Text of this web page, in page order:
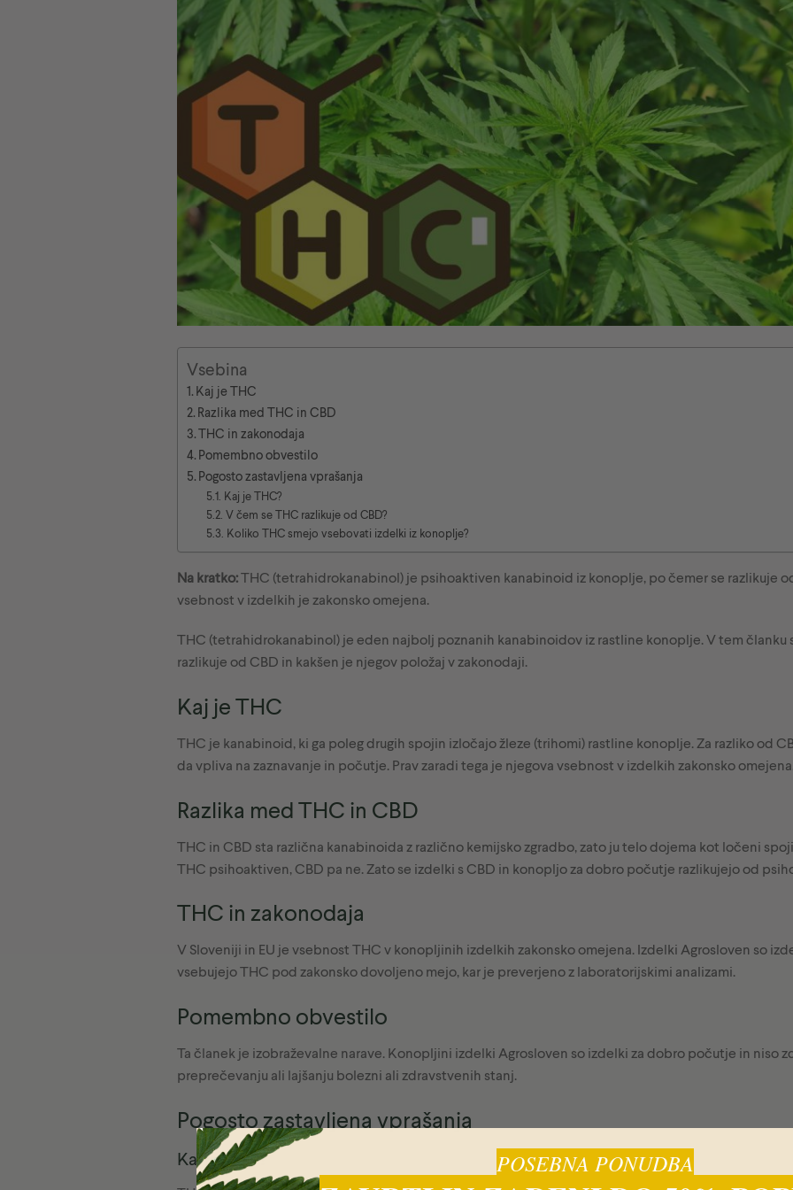
Vsebina
Kaj je THC
Razlika med THC in CBD
THC in zakonodaja
Pomembno obvestilo
Pogosto zastavljena vprašanja
Kaj je THC?
V čem se THC razlikuje od CBD?
Koliko THC smejo vsebovati izdelki iz konoplje?
Na kratko:THC (tetrahidrokanabinol) je psihoaktiven kanabinoid iz konoplje, po čemer se razlikuje
vsebnost v izdelkih je zakonsko omejena.
THC (tetrahidrokanabinol) je eden najbolj poznanih kanabinoidov iz rastline konoplje. V tem članku
razlikuje od CBD in kakšen je njegov položaj v zakonodaji.
Kaj je THC
THC je kanabinoid, ki ga poleg drugih spojin izločajo žleze (trihomi) rastline konoplje. Za razliko od
da vpliva na zaznavanje in počutje. Prav zaradi tega je njegova vsebnost v izdelkih zakonsko
Razlika med THC in CBD
THC in CBD sta različna kanabinoida z različno kemijsko zgradbo, zato ju telo dojema kot ločeni
THC psihoaktiven, CBD pa ne. Zato se izdelki s CBD in konopljo za dobro počutje razlikujejo od
THC in zakonodaja
V Sloveniji in EU je vsebnost THC v konopljinih izdelkih zakonsko omejena. Izdelki Agrosloven so
vsebujejo THC pod zakonsko dovoljeno mejo, kar je preverjeno z laboratorijskimi analizami.
Pomembno obvestilo
Ta članek je izobraževalne narave. Konopljini izdelki Agrosloven so izdelki za dobro počutje in niso
preprečevanju ali lajšanju bolezni ali zdravstvenih stanj.
Pogosto zastavljena vprašanja
Kaj je THC? POSEBNA PONUDBA